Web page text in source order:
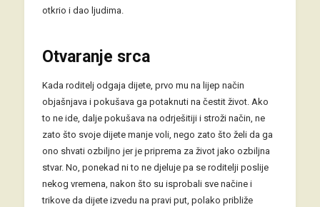
otkrio i dao ljudima.
Otvaranje srca
Kada roditelj odgaja dijete, prvo mu na lijep način
objašnjava i pokušava ga potaknuti na čestit život. Ako
to ne ide, dalje pokušava na odrješitiji i stroži način, ne
zato što svoje dijete manje voli, nego zato što želi da ga
ono shvati ozbiljno jer je priprema za život jako ozbiljna
stvar. No, ponekad ni to ne djeluje pa se roditelji poslije
nekog vremena, nakon što su isprobali sve načine i
trikove da dijete izvedu na pravi put, polako približe